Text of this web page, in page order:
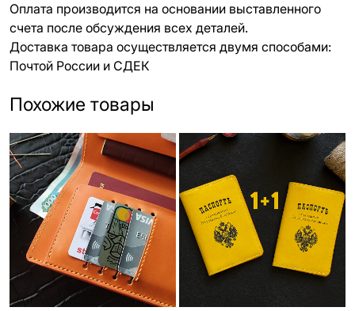
Оплата производится на основании выставленного
счета после обсуждения всех деталей.
Доставка товара осуществляется двумя способами:
Почтой России и СДЕК
Похожие товары